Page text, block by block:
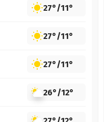
27°/11°
27°/11°
27°/11°
26°/12°